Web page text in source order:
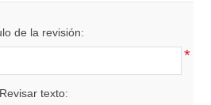
de la revisión:
*
Revisar texto: